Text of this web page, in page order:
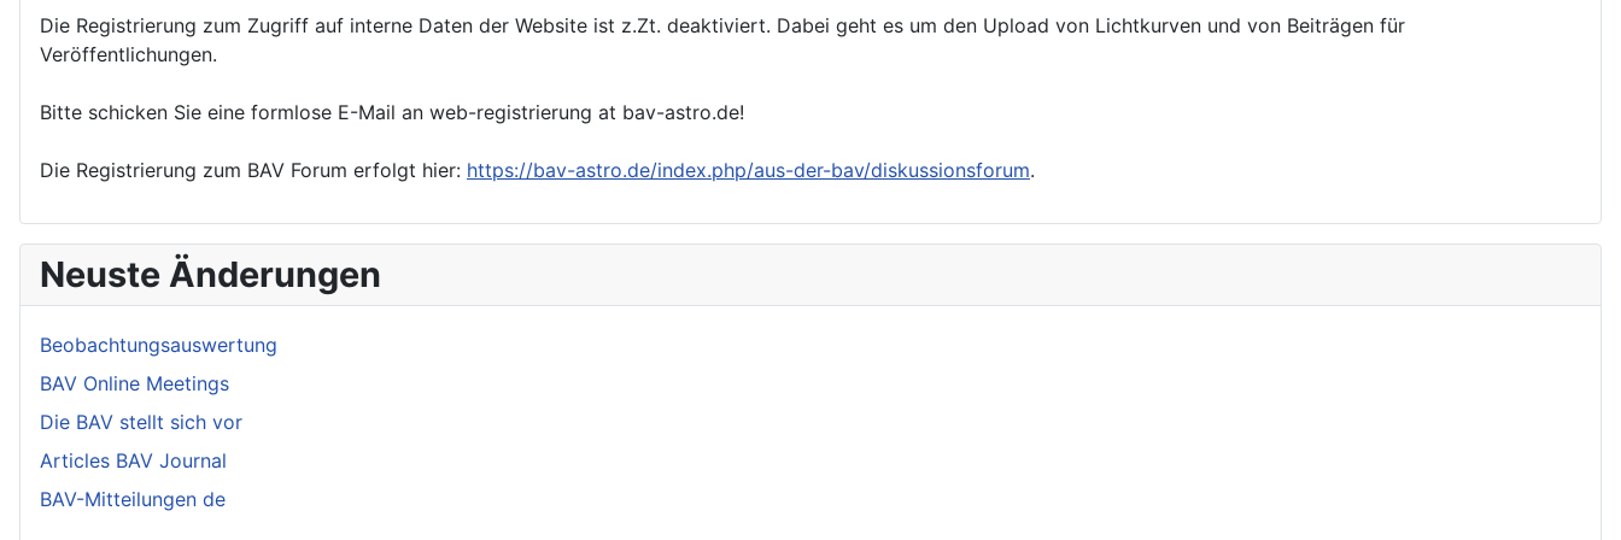
Die Registrierung zum Zugriff auf interne Daten der Website ist z.Zt. deaktiviert. Dabei geht es um den Upload von Lichtkurven und von Beiträgen für
Veröffentlichungen.
Bitte schicken Sie eine formlose E-Mail an web-registrierung at bav-astro.de!
Die Registrierung zum BAV Forum erfolgt hier: https://bav-astro.de/index.php/aus-der-bav/diskussionsforum.
Neuste Änderungen
Beobachtungsauswertung
BAV Online Meetings
Die BAV stellt sich vor
Articles BAV Journal
BAV-Mitteilungen de